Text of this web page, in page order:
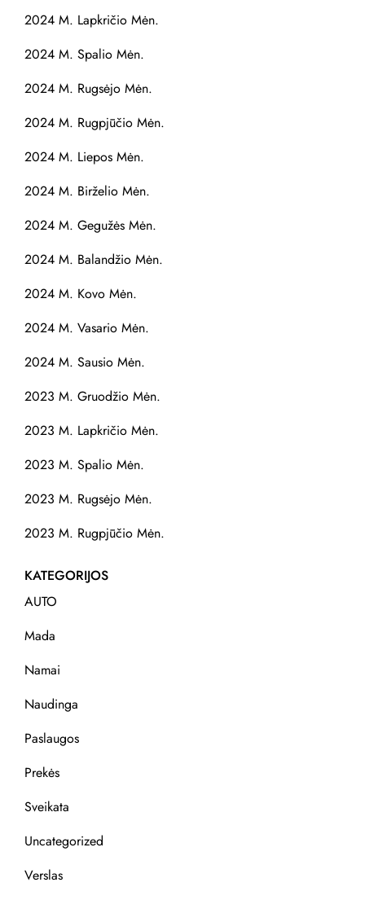
2024 M. Lapkričio Mėn.
2024 M. Spalio Mėn.
2024 M. Rugsėjo Mėn.
2024 M. Rugpjūčio Mėn.
2024 M. Liepos Mėn.
2024 M. Birželio Mėn.
2024 M. Gegužės Mėn.
2024 M. Balandžio Mėn.
2024 M. Kovo Mėn.
2024 M. Vasario Mėn.
2024 M. Sausio Mėn.
2023 M. Gruodžio Mėn.
2023 M. Lapkričio Mėn.
2023 M. Spalio Mėn.
2023 M. Rugsėjo Mėn.
2023 M. Rugpjūčio Mėn.
KATEGORIJOS
AUTO
Mada
Namai
Naudinga
Paslaugos
Prekės
Sveikata
Uncategorized
Verslas